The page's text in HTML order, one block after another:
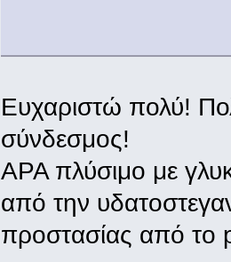
Ευχαριστώ πολύ!
σύνδεσμος!
ΑΡΑ πλύσιμο με
από την
προστασίας από το